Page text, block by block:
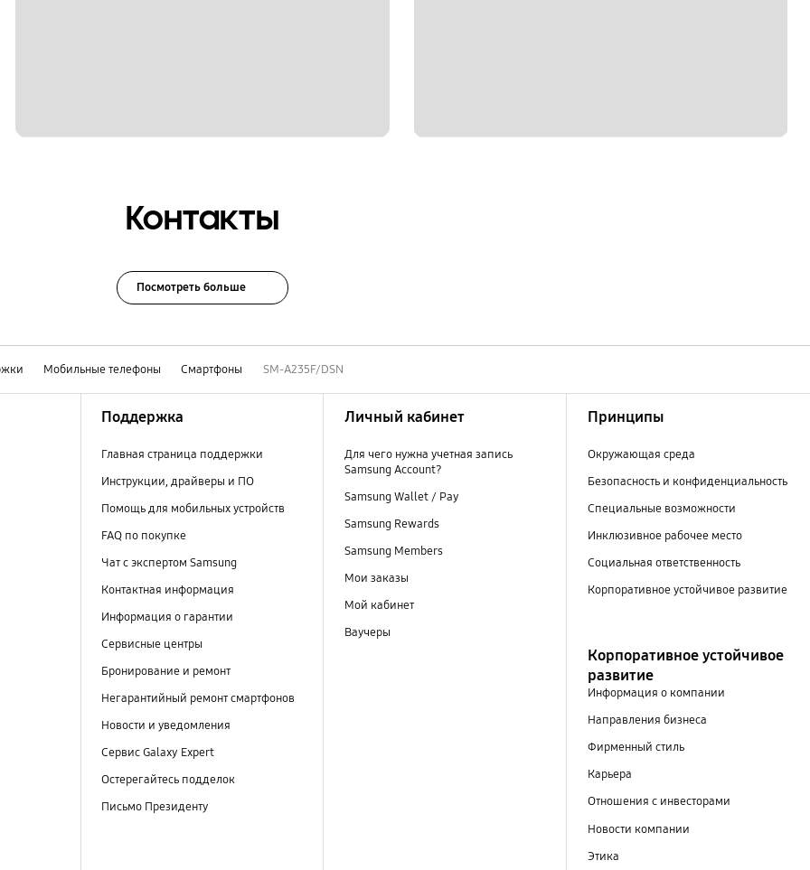
Контакты
Посмотреть больше
Мобильные телефоны Смартфоны SM-A235F/DSN
Поддержка
Главная страница поддержки
Инструкции, драйверы и ПО
Помощь для мобильных устройств
FAQ по покупке
Чат с экспертом Samsung
Контактная информация
Информация о гарантии
Сервисные центры
Бронирование и ремонт
Негарантийный ремонт смартфонов
Новости и уведомления
Сервис Galaxy Expert
Остерегайтесь подделок
Письмо Президенту
Личный кабинет
Для чего нужна учетная запись
Samsung Account?
Samsung Wallet / Pay
Samsung Rewards
Samsung Members
Мои заказы
Мой кабинет
Ваучеры
Принципы
Окружающая среда
Безопасность и конфиденциальность
Специальные возможности
Инклюзивное рабочее место
Социальная ответственность
Корпоративное устойчивое развитие
Корпоративное устойчивое
развитие
Информация о компании
Направления бизнеса
Фирменный стиль
Карьера
Отношения с инвесторами
Новости компании
Этика